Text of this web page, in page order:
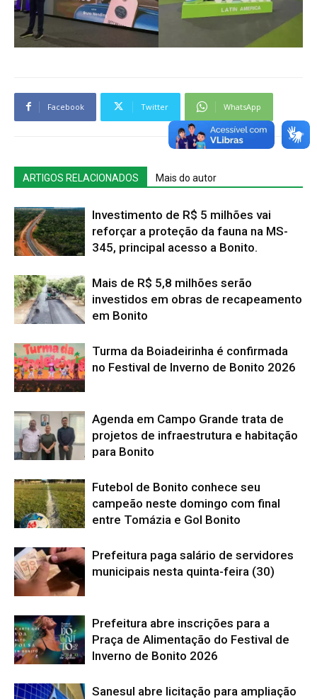
Facebook Twitter WhatsApp
ARTIGOS RELACIONADOS Mais do autor
Investimento de R$ 5 milhões vai
reforçar a proteção da fauna na MS-
345, principal acesso a Bonito.
Mais de R$ 5,8 milhões serão
investidos em obras de recapeamento
em Bonito
Turma da Boiadeirinha é confirmada
no Festival de Inverno de Bonito 2026
Agenda em Campo Grande trata de
projetos de infraestrutura e habitação
para Bonito
Futebol de Bonito conhece seu
campeão neste domingo com final
entre Tomázia e Gol Bonito
Prefeitura paga salário de servidores
municipais nesta quinta-feira (30)
Prefeitura abre inscrições para a
Praça de Alimentação do Festival de
Inverno de Bonito 2026
Sanesul abre licitação para ampliação